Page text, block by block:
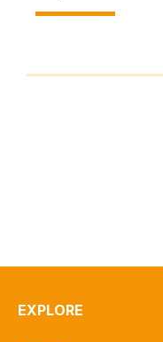
EXPLORE